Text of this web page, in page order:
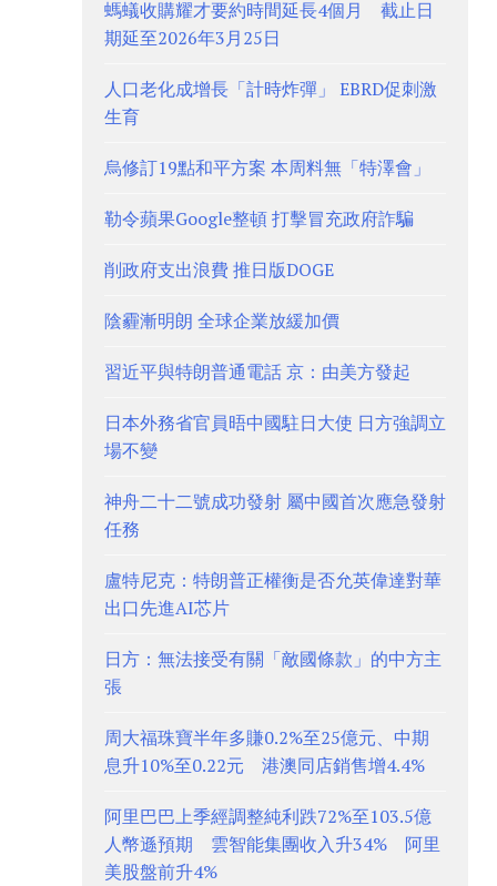
螞蟻收購耀才要約時間延長4個月 截止日
期延至2026年3月25日
人口老化成增長「計時炸彈」 EBRD促刺激
生育
烏修訂19點和平方案 本周料無「特澤會」
勒令蘋果Google整頓 打擊冒充政府詐騙
削政府支出浪費 推日版DOGE
陰霾漸明朗 全球企業放緩加價
習近平與特朗普通電話 京：由美方發起
日本外務省官員晤中國駐日大使 日方強調立
場不變
神舟二十二號成功發射 屬中國首次應急發射
任務
盧特尼克：特朗普正權衡是否允英偉達對華
出口先進AI芯片
日方：無法接受有關「敵國條款」的中方主
張
周大福珠寶半年多賺0.2%至25億元、中期
息升10%至0.22元 港澳同店銷售增4.4%
阿里巴巴上季經調整純利跌72%至103.5億
人幣遜預期 雲智能集團收入升34% 阿里
美股盤前升4%